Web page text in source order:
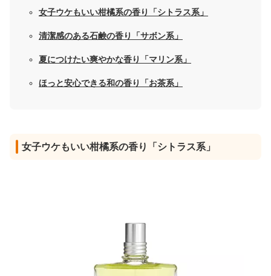
女子ウケもいい柑橘系の香り「シトラス系」
清潔感のある石鹸の香り「サボン系」
夏につけたい爽やかな香り「マリン系」
ほっと安心できる和の香り「お茶系」
女子ウケもいい柑橘系の香り「シトラス系」